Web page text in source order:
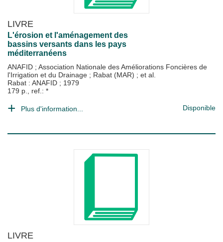
LIVRE
L'érosion et l'aménagement des
bassins versants dans les pays
méditerranéens
ANAFID ; Association Nationale des Améliorations Foncières de
l'Irrigation et du Drainage ; Rabat (MAR) ; et al.
Rabat : ANAFID ; 1979
179 p., ref.: *
Plus d'information... Disponible
LIVRE